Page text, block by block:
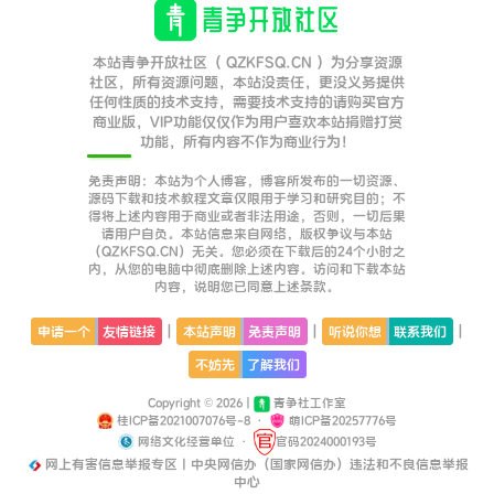
本站青争开放社区（ QZKFSQ.CN ）为分享资源
社区，所有资源问题，本站没责任，更没义务提供
任何性质的技术支持，需要技术支持的请购买官方
商业版，VIP功能仅仅作为用户喜欢本站捐赠打赏
功能，所有内容不作为商业行为！
免责声明：本站为个人博客，博客所发布的一切资源、
源码下载和技术教程文章仅限用于学习和研究目的；不
得将上述内容用于商业或者非法用途，否则，一切后果
请用户自负。本站信息来自网络，版权争议与本站
（QZKFSQ.CN）无关。您必须在下载后的24个小时之
内，从您的电脑中彻底删除上述内容。访问和下载本站
内容，说明您已同意上述条款。
申请一个 友情链接 本站声明 免责声明 听说你想 联系我们
不妨先 了解我们
Copyright © 2026 |
青争社工作室
桂ICP备2021007076号-8 ·
萌ICP备20257776号
网络文化经营单位 · 官码2024000193号
网上有害信息举报专区丨中央网信办（国家网信办）违法和不良信息举报
中心